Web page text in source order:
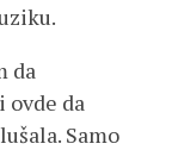
da
ovde da
Samo